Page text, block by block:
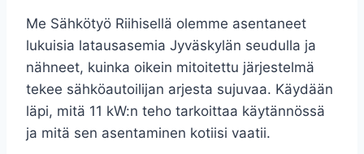
Me Sähkötyö Riihisellä olemme asentaneet
lukuisia latausasemia Jyväskylän seudulla ja
nähneet, kuinka oikein mitoitettu järjestelmä
tekee sähköautoilijan arjesta sujuvaa. Käydään
läpi, mitä 11 kW:n teho tarkoittaa käytännössä
ja mitä sen asentaminen kotiisi vaatii.